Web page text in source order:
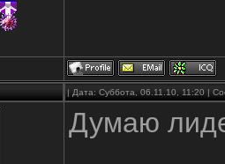
| Дата: Суббота, 06.11.10, 11:20 |
Думаю